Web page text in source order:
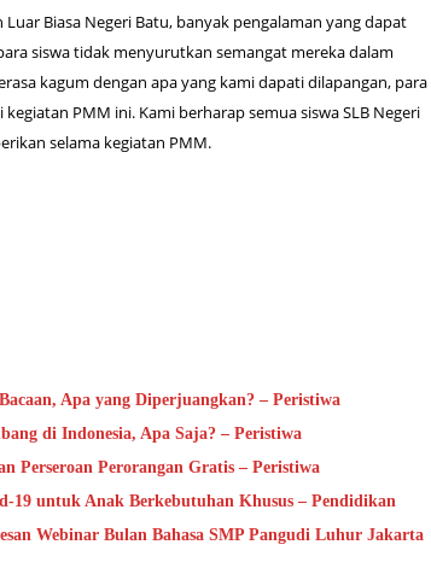
Biasa Negeri Batu, banyak pengalaman yang dapat
siswa tidak menyurutkan semangat mereka dalam
kagum dengan apa yang kami dapati dilapangan, para
PMM ini. Kami berharap semua siswa SLB Negeri
selama kegiatan PMM.
Apa yang Diperjuangkan? – Peristiwa
di Indonesia, Apa Saja? – Peristiwa
Perseroan Perorangan Gratis – Peristiwa
19 untuk Anak Berkebutuhan Khusus – Pendidikan
Webinar Bulan Bahasa SMP Pangudi Luhur Jakarta